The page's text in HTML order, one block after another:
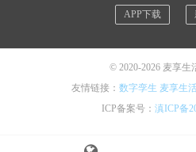
APP下载
© 2020-2026 麦享生
友情链接： 数字孪生 麦享生
ICP备案号： 滇ICP备